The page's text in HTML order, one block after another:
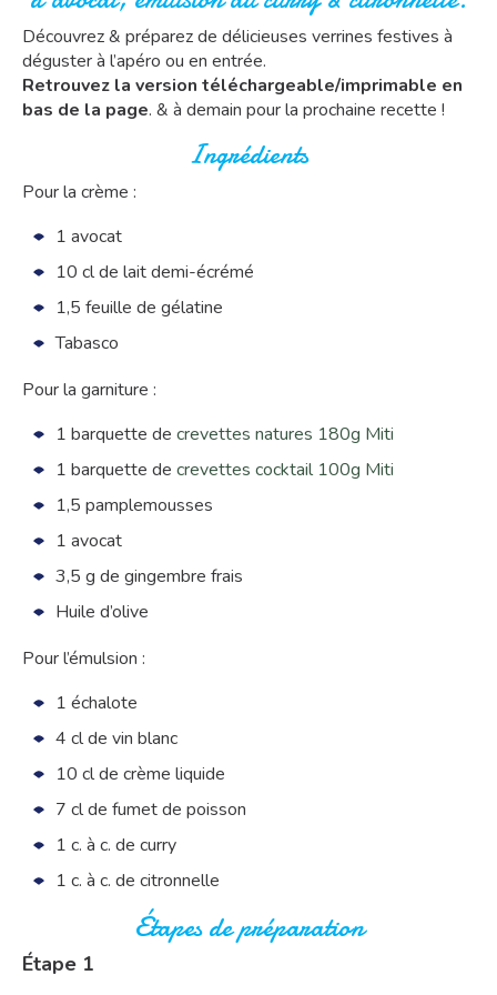
Découvrez & préparez de délicieuses verrines festives à
déguster à l’apéro ou en entrée.
Retrouvez la version téléchargeable/imprimable en
bas de la page. & à demain pour la prochaine recette !
Ingrédients
Pour la crème :
1 avocat
10 cl de lait demi-écrémé
1,5 feuille de gélatine
Tabasco
Pour la garniture :
1 barquette de crevettes natures 180g Miti
1 barquette de crevettes cocktail 100g Miti
1,5 pamplemousses
1 avocat
3,5 g de gingembre frais
Huile d’olive
Pour l’émulsion :
1 échalote
4 cl de vin blanc
10 cl de crème liquide
7 cl de fumet de poisson
1 c. à c. de curry
1 c. à c. de citronnelle
Étapes de préparation
Étape 1